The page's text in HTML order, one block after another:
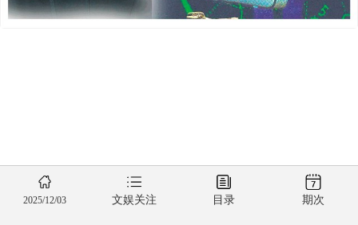
2025/12/03 文娱关注 目录 期次